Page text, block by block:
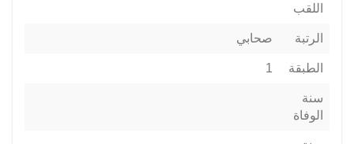
اللقب
الرتبة صحابي
الطبقة 1
سنة
الوفاة